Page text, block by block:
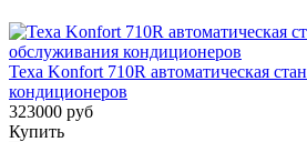
Texa Konfort 710R автоматическая
кондиционеров
323000 руб
Купить